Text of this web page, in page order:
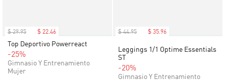
$ 29.95 $ 22.46
Top Deportivo Powerreact
-25%
Gimnasio Y Entrenamiento
Mujer
$ 44.95 $ 35.96
Leggings 1/1 Optime Essentials
ST
-20%
Gimnasio Y Entrenamiento